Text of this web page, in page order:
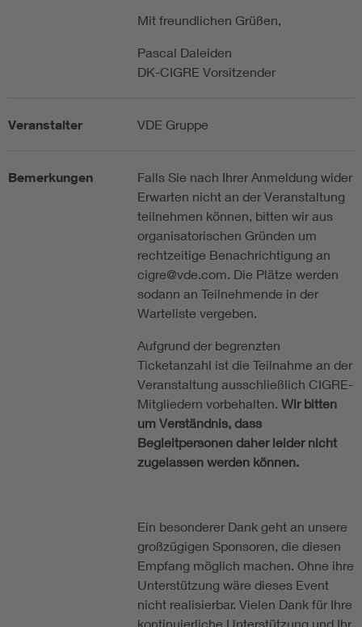
Mit freundlichen Grüßen,
Pascal Daleiden
DK-CIGRE Vorsitzender
Veranstalter VDE Gruppe
Bemerkungen
Falls Sie nach Ihrer Anmeldung wider
Erwarten nicht an der Veranstaltung
teilnehmen können, bitten wir aus
organisatorischen Gründen um
rechtzeitige Benachrichtigung an
cigre@vde.com. Die Plätze werden
sodann an Teilnehmende in der
Warteliste vergeben.
Aufgrund der begrenzten
Ticketanzahl ist die Teilnahme an der
Veranstaltung ausschließlich CIGRE-
Mitgliedern vorbehalten. Wir bitten
um Verständnis, dass
Begleitpersonen daher leider nicht
zugelassen werden können.
Ein besonderer Dank geht an unsere
großzügigen Sponsoren, die diesen
Empfang möglich machen. Ohne ihre
Unterstützung wäre dieses Event
nicht realisierbar. Vielen Dank für Ihre
kontinuierliche Unterstützung und Ihr